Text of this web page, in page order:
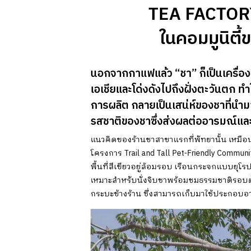
TEA
ในคอมมูนิตี้
นอกจากกาแฟแล้ว “ชา” ก็เป็นเค
เอเชียและโด่งดังไปถึงฝั่งตะวันตก
การผลิต กลายเป็นเสน่ห์ของชาที่น
รสชาติของชาซึ่งส่งผลต่ออารมณ์แล
แนวคิดของร้านชาสาขาแรกที่พัทยานั้น เหมื
โครงการ Trail and Tall Pet-Friendly
พื้นที่สีเขียวอยู่ล้อมรอบ เรือนกระจกแบบยุโร
เหมาะสำหรับนั่งจิบชาพร้อมชมธรรมชาติรอ
กระบะข้างร้าน ซึ่งสามารถเก็บมาใช้ประกอบอ